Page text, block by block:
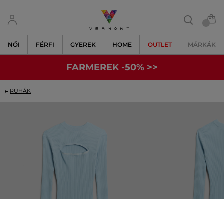
NŐI FÉRFI GYEREK HOME OUTLET MÁRKÁK
FARMEREK -50% >>
RUHÁK